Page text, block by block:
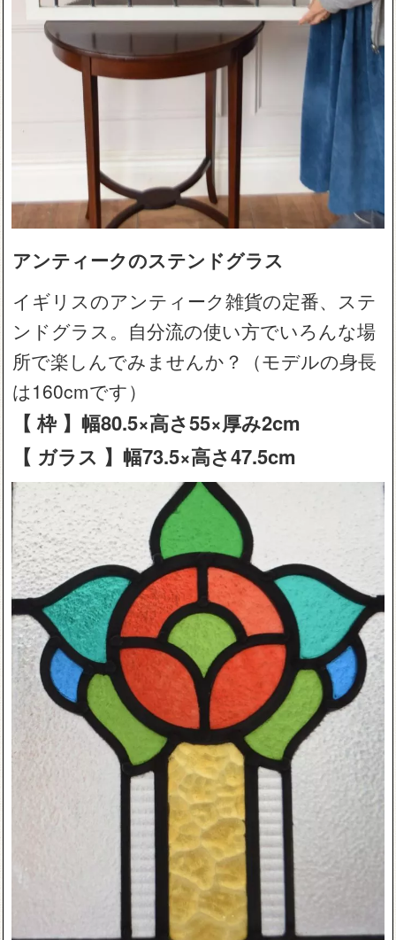
アンティークのステンドグラス
イギリスのアンティーク雑貨の定番、ステ
ンドグラス。自分流の使い方でいろんな場
所で楽しんでみませんか？（モデルの身長
は160cmです）
【 枠 】幅80.5×高さ55×厚み2cm
【 ガラス 】幅73.5×高さ47.5cm